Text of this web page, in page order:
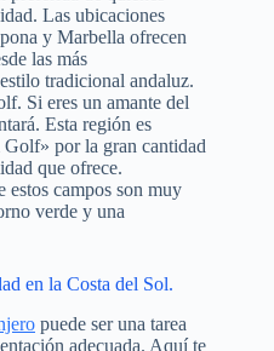
Las ubicaciones
y Marbella ofrecen
las más
tradicional andaluz.
Si eres un amante del
Esta región es
por la gran cantidad
que ofrece.
estos campos son muy
verde y una
en la Costa del Sol.
puede ser una tarea
adecuada. Aquí te